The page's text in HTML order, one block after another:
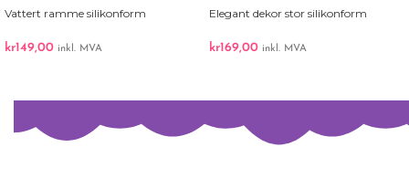
Vattert ramme silikonform
kr149,00 inkl. MVA
Elegant dekor stor silikonform
kr169,00 inkl. MVA